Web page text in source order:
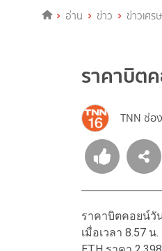
อ่าน ข่าว ข่าวเศร
ราคาบิต
TNN ช่อ
ราคาบิตคอยน์วั
เมื่อเวลา 8.57 น.